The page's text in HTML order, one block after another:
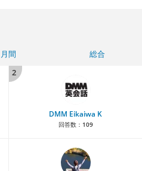
月間
総合
2
DMM Eikaiwa K
回答数： 109